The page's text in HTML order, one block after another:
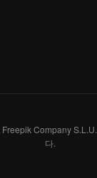
Freepik Company S.L.U.
다.